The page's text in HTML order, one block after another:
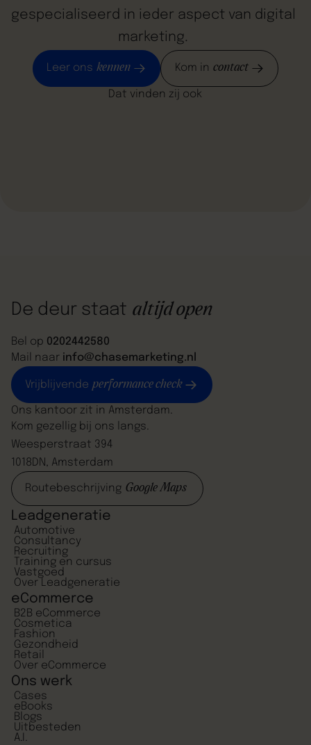
gespecialiseerd in ieder aspect van digital
marketing.
Leer ons kennen Kom in contact
Dat vinden zij ook
De deur staat altijd open
Bel op 0202442580
Mail naar info@chasemarketing.nl
Vrijblijvende performance check
Ons kantoor zit in Amsterdam.
Kom gezellig bij ons langs.
Weesperstraat 394
1018DN, Amsterdam
Routebeschrijving Google Maps
Leadgeneratie
Automotive
Consultancy
Recruiting
Training en cursus
Vastgoed
Over Leadgeneratie
eCommerce
B2B eCommerce
Cosmetica
Fashion
Gezondheid
Retail
Over eCommerce
Ons werk
Cases
eBooks
Blogs
Uitbesteden
A.I.